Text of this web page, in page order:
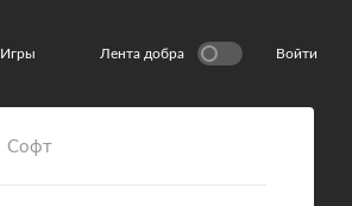
Игры Лента добра Войти
Софт